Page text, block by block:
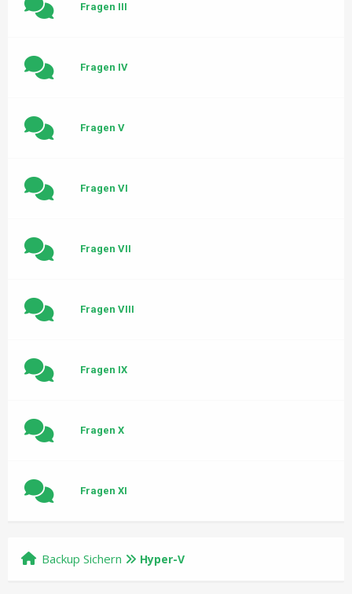
Fragen III
Fragen IV
Fragen V
Fragen VI
Fragen VII
Fragen VIII
Fragen IX
Fragen X
Fragen XI
Backup Sichern Hyper-V